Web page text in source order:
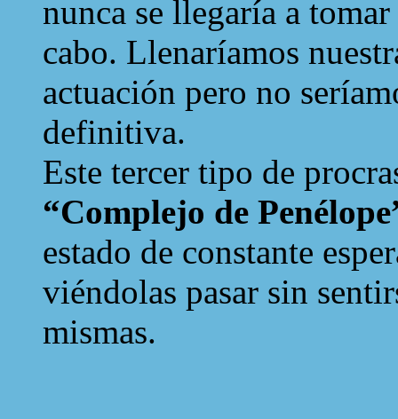
nunca se llegaría a
cabo. Llenaríamos
actuación pero no
definitiva.
Este tercer tipo de
“Complejo de
estado de constante
viéndolas pasar sin
mismas.